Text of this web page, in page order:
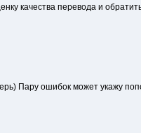
качества перевода и
Пару ошибок может укажу